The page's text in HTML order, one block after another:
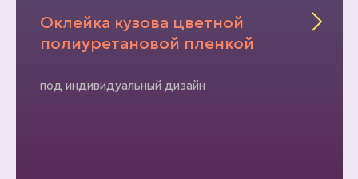
Оклейка кузова цветной
полиуретановой пленкой
под индивидуальный дизайн